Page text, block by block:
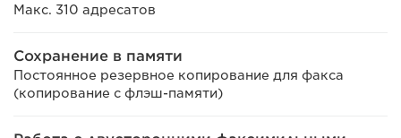
Макс. 310 адресатов
Сохранение в памяти
Постоянное резервное копирование для факса
(копирование с флэш-памяти)